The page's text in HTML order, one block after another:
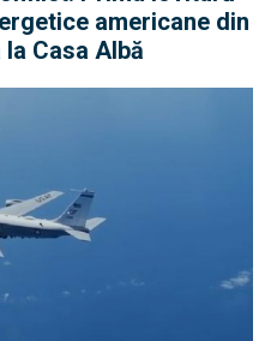
americane din
Casa Albă